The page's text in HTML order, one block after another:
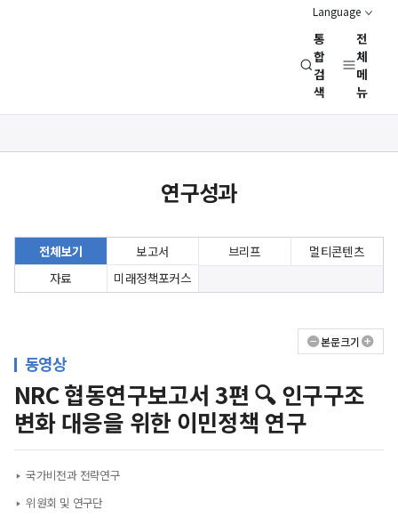
Language
(NRC)
통
합
검
색
전
체
메
뉴
연구성과
전체보기 보고서 브리프
멀티콘텐츠
자료
미래정책포커스
동영상
NRC 협동연구보고서 3편 🔍 인구구조
변화 대응을 위한 이민정책 연구
국가비전과 전략연구
위원회 및 연구단
본문크기